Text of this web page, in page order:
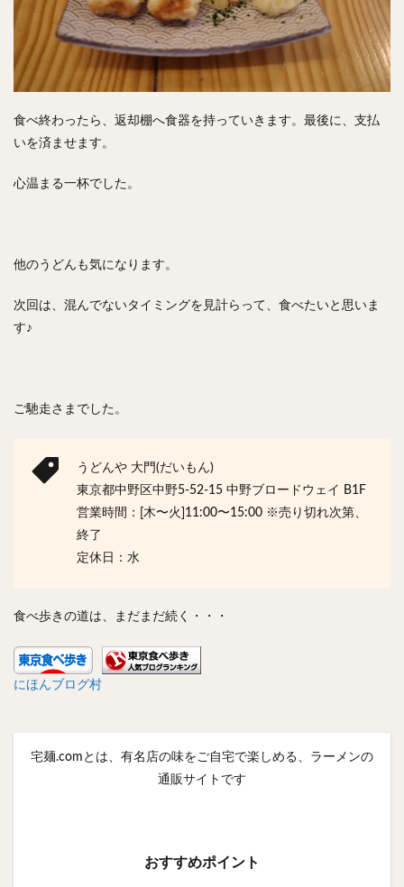
食べ終わったら、返却棚へ食器を持っていきます。最後に、支払
いを済ませます。
心温まる一杯でした。
他のうどんも気になります。
次回は、混んでないタイミングを見計らって、食べたいと思いま
す♪
ご馳走さまでした。
うどんや 大門(だいもん)
東京都中野区中野5-52-15 中野ブロードウェイ B1F
営業時間：[木〜火]11:00〜15:00 ※売り切れ次第、
終了
定休日：水
食べ歩きの道は、まだまだ続く・・・
にほんブログ村
宅麺.comとは、有名店の味をご自宅で楽しめる、ラーメンの
通販サイトです
おすすめポイント